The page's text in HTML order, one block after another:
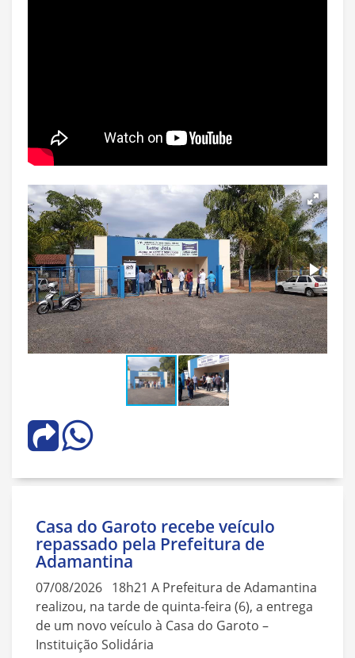
Casa do Garoto recebe veículo
repassado pela Prefeitura de
Adamantina
07/08/2026 18h21 A Prefeitura de Adamantina
realizou, na tarde de quinta-feira (6), a entrega
de um novo veículo à Casa do Garoto –
Instituição Solidária